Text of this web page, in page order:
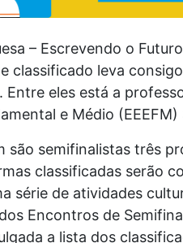
– Escrevendo o
classificado leva
eles está a
e Médio
são semifinalistas três
classificadas serão
série de atividades
Encontros de
a lista dos